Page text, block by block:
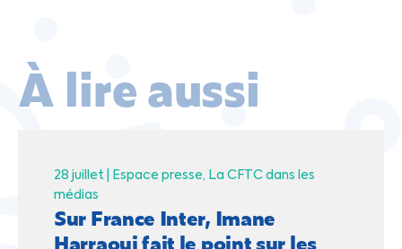
À lire aussi
28 juillet | Espace presse
La CFTC dans les
médias
Sur France Inter, Imane
Harraoui fait le point sur les